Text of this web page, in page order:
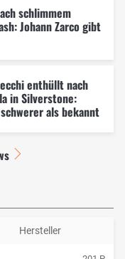
schlimmem
Johann Zarco gibt
enthüllt nach
in Silverstone:
als bekannt
Hersteller